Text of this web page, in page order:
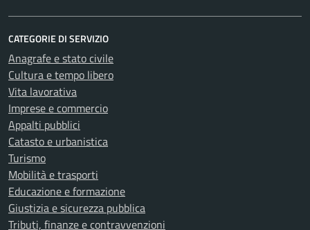
CATEGORIE DI SERVIZIO
Anagrafe e stato civile
Cultura e tempo libero
Vita lavorativa
Imprese e commercio
Appalti pubblici
Catasto e urbanistica
Turismo
Mobilità e trasporti
Educazione e formazione
Giustizia e sicurezza pubblica
Tributi, finanze e contravvenzioni